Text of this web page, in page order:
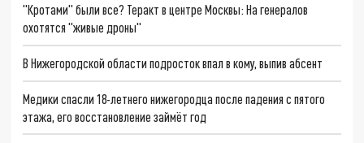
"Кротами" были все? Теракт в центре Москвы: На генералов
охотятся "живые дроны"
В Нижегородской области подросток впал в кому, выпив абсент
Медики спасли 18-летнего нижегородца после падения с пятого
этажа, его восстановление займёт год